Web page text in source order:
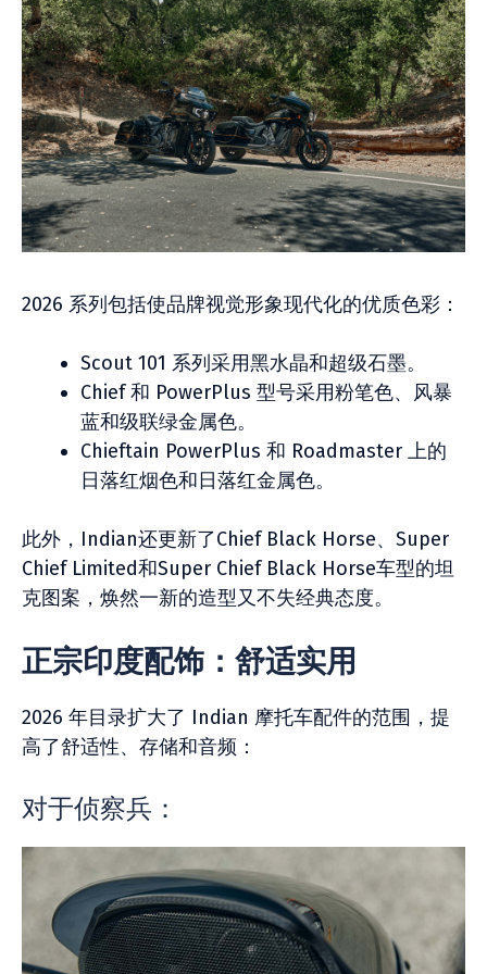
2026 系列包括使品牌视觉形象现代化的优质色彩：
Scout 101 系列采用黑水晶和超级石墨。
Chief 和 PowerPlus 型号采用粉笔色、风暴
蓝和级联绿金属色。
Chieftain PowerPlus 和 Roadmaster 上的
日落红烟色和日落红金属色。
此外，Indian还更新了Chief Black Horse、Super
Chief Limited和Super Chief Black Horse车型的坦
克图案，焕然一新的造型又不失经典态度。
正宗印度配饰：舒适实用
2026 年目录扩大了 Indian 摩托车配件的范围，提
高了舒适性、存储和音频：
对于侦察兵：